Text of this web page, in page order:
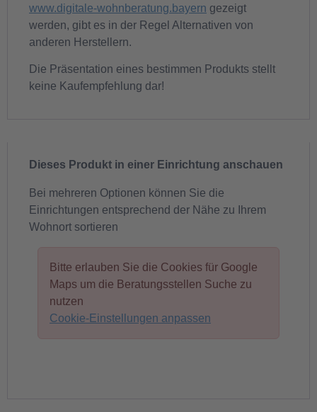
www.digitale-wohnberatung.bayern gezeigt
werden, gibt es in der Regel Alternativen von
anderen Herstellern.
Die Präsentation eines bestimmen Produkts stellt
keine Kaufempfehlung dar!
Dieses Produkt in einer Einrichtung anschauen
Bei mehreren Optionen können Sie die
Einrichtungen entsprechend der Nähe zu Ihrem
Wohnort sortieren
Bitte erlauben Sie die Cookies für Google
Maps um die Beratungsstellen Suche zu
nutzen
Cookie-Einstellungen anpassen